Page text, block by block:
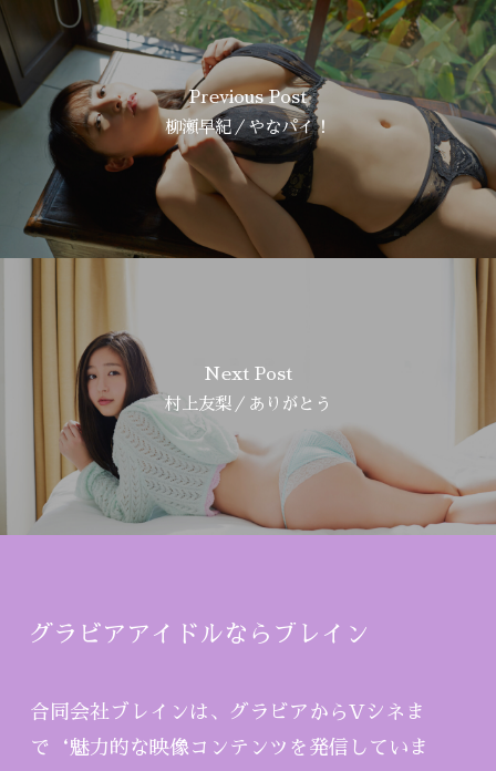
Previous Post
柳瀬早紀／やなパイ！
Next Post
村上友梨／ありがとう
グラビアアイドルならブレイン
合同会社ブレインは、グラビアからVシネま
で‘魅力的な映像コンテンツを発信していま